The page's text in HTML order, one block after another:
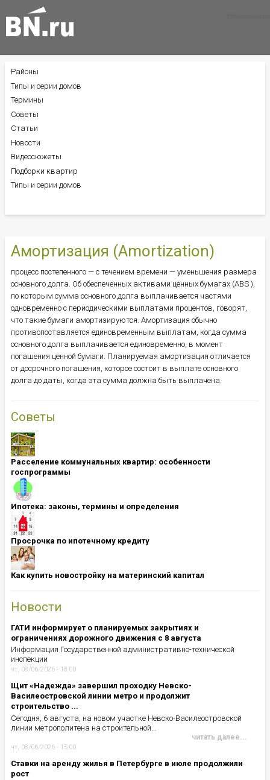
Амортизация (Amortization)
процесс постепенного — с течением времени — уменьшения размера
основного долга. Об обеспеченных активами ценных бумагах (ABS ),
по которым сумма основного долга выплачивается частями
одновременно с периодическими выплатами процентов, говорят,
что такие бумаги амортизируются. Амортизация обычно
противопоставляется единовременным выплатам, когда сумма
основного долга выплачивается единовременно, в момент
погашения ценной бумаги. Планируемая амортизация отличается
от досрочного погашения, которое состоит в выплате основного
долга до даты, когда эта сумма должна быть выплачена.
Советы
Расселение коммунальных квартир: особенности
госпрограммы
Ипотека: ​​​​​​​законы, термины и определения
Просрочка по ипотечному кредиту
Как купить новостройку на материнский капитал
Новости
ГАТИ информирует о планируемых закрытиях и
ограничениях дорожного движения с 8 августа
Информация Государственной административно-технической
инспекции
чт, 08/06/2026 - 18:00
Щит «Надежда» завершил проходку Невско-
Василеостровской линии метро и продолжит
строительство ...
Сегодня, 6 августа, на новом участке Невско-Василеостровской
линии метрополитена на строительной…
читать далее...
чт, 08/06/2026 - 15:00
Ставки на аренду жилья в Петербурге в июле продолжили
рост
БОКОВОЕ
МЕНЮ
Районы
Типы и серии домов
Термины
Советы
Статьи
Новости
Видеосюжеты
Подборки квартир
Типы и серии домов